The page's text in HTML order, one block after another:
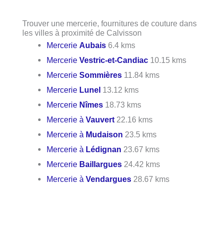
Trouver une mercerie, fournitures de couture dans
les villes à proximité de Calvisson
MercerieAubais 6.4 kms
MercerieVestric-et-Candiac 10.15 kms
MercerieSommières 11.84 kms
Mercerie Lunel 13.12 kms
Mercerie Nîmes 18.73 kms
Mercerie àVauvert 22.16 kms
Mercerie à Mudaison 23.5 kms
Mercerie à Lédignan 23.67 kms
Mercerie Baillargues 24.42 kms
Mercerie àVendargues 28.67 kms